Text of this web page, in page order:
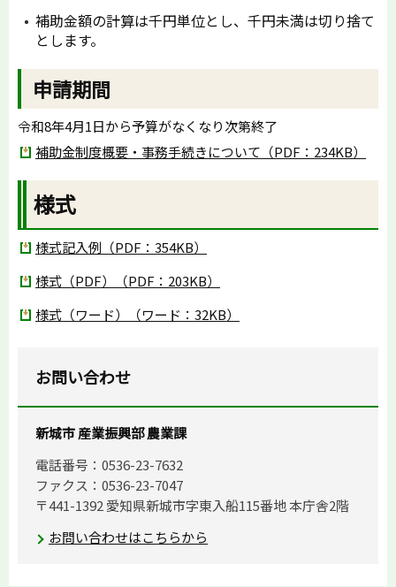
補助金額の計算は千円単位とし、千円未満は切り捨て
とします。
申請期間
令和8年4月1日から予算がなくなり次第終了
補助金制度概要・事務手続きについて（PDF：234KB）
様式
様式記入例（PDF：354KB）
様式（PDF）（PDF：203KB）
様式（ワード）（ワード：32KB）
お問い合わせ
新城市 産業振興部 農業課
電話番号：0536-23-7632
ファクス：0536-23-7047
〒441-1392 愛知県新城市字東入船115番地 本庁舎2階
お問い合わせはこちらから